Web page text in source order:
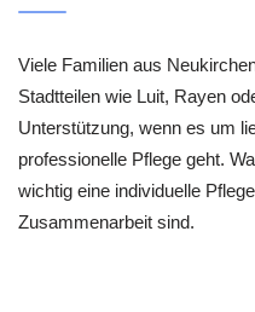
Viele Familien aus
Stadtteilen wie Luit, Rayen
Unterstützung, wenn es um
professionelle Pflege geht.
wichtig eine individuelle
Zusammenarbeit sind.